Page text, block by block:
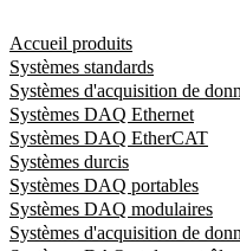
Accueil produits
Systèmes standards
Systèmes d'acquisition de
Systèmes DAQ Ethernet
Systèmes DAQ EtherCAT
Systèmes durcis
Systèmes DAQ portables
Systèmes DAQ modulaires
Systèmes d'acquisition de